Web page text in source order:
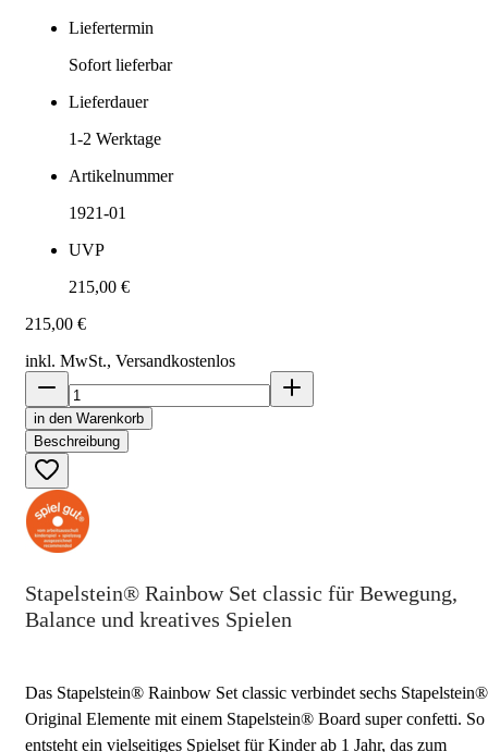
Liefertermin
Sofort lieferbar
Lieferdauer
1-2 Werktage
Artikelnummer
1921-01
UVP
215,00 €
215,00 €
inkl. MwSt., Versandkostenlos
in den Warenkorb
Beschreibung
Stapelstein® Rainbow Set classic für Bewegung,
Balance und kreatives Spielen
Das Stapelstein® Rainbow Set classic verbindet sechs Stapelstein®
Original Elemente mit einem Stapelstein® Board super confetti. So
entsteht ein vielseitiges Spielset für Kinder ab 1 Jahr, das zum